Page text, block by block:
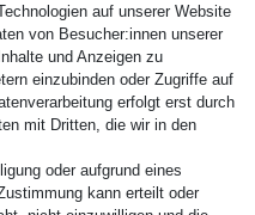
auf unserer Website
von Besucher:innen unserer
und Anzeigen zu
einzubinden oder Zugriffe auf
erfolgt erst durch
mit Dritten, die wir in den
oder aufgrund eines
kann erteilt oder